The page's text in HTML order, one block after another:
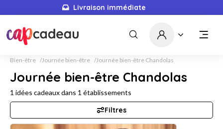
Livraison immédiate
Bien-être Journée bien-être Journée bien-être Chandolas
Journée bien-être Chandolas
1 idées cadeaux dans 1 établissements
Filtres